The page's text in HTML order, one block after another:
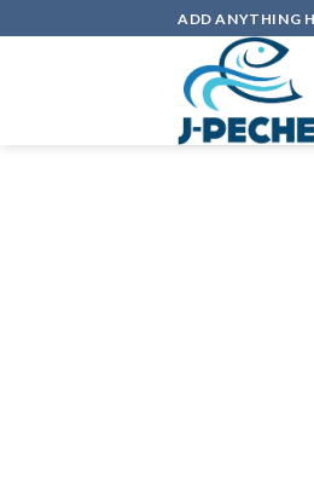
to
ADD ANYTHING